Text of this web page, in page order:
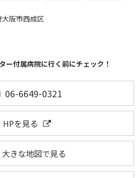
阪市西成区
ー付属病院に行く前にチェック！
06-6649-0321
HPを見る
大きな地図で見る